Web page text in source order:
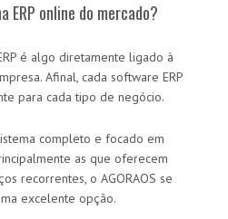
ERP online do mercado?
é algo diretamente ligado à
Afinal, cada software ERP
para cada tipo de negócio.
completo e focado em
as que oferecem
recorrentes, o AGORAOS se
excelente opção.